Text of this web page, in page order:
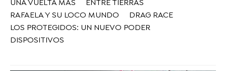
UNA VUELTA MÁS
ENTRE TIERRAS
RAFAELA Y SU LOCO MUNDO
DRAG RACE
LOS PROTEGIDOS: UN NUEVO PODER
DISPOSITIVOS